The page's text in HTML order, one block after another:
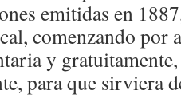
emitidas en
comenzando por
y
para que sirviera